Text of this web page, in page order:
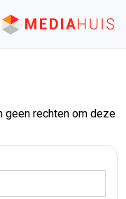
geen rechten om deze